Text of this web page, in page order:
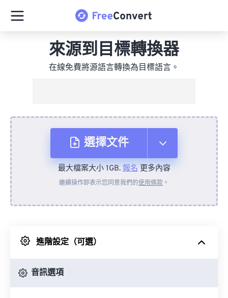
來源到目標轉換器
在線免費將源語言轉換為目標語言。
選擇文件
來自裝置
來自 Google 雲端硬碟
最大檔案大小 1GB.報名更多內容
繼續操作即表示您同意我們的使用條款 。
進階設定（可選）
音訊選項